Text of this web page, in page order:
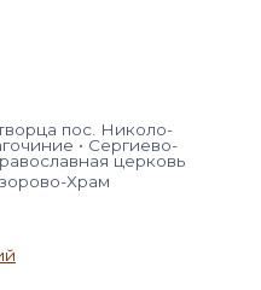
пос. Николо-
• Сергиево-
церковь